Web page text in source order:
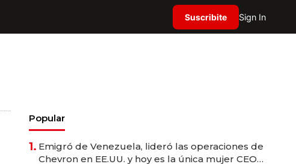
Suscribite Sign In
Popular
1. Emigró de Venezuela, lideró las operaciones de
Chevron en EE.UU. y hoy es la única mujer CEO